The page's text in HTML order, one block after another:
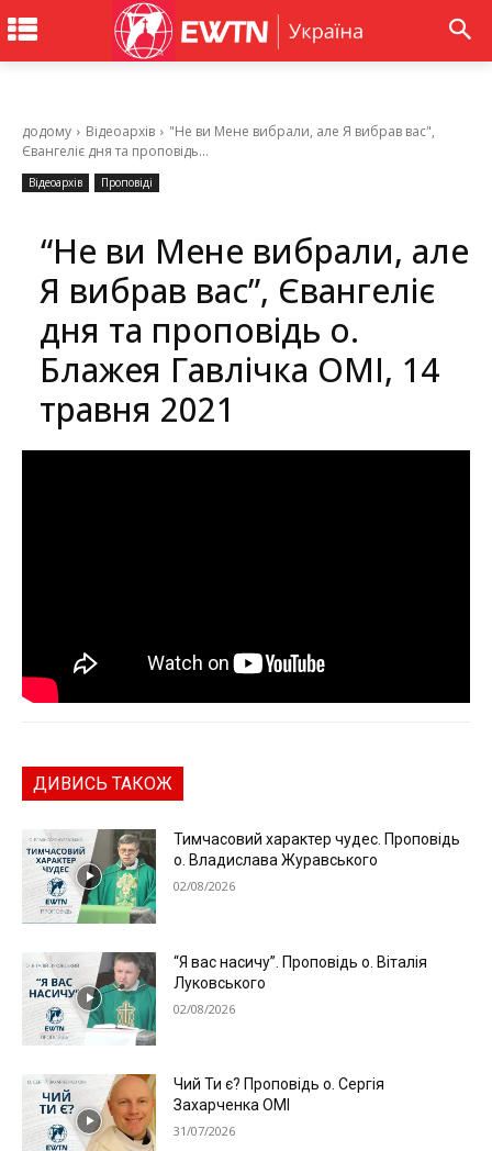
додому Відеоархів
"Не ви Мене вибрали, але Я вибрав вас",
Євангеліє дня та проповідь...
Відеоархів Проповіді
“Не ви Мене вибрали, але
Я вибрав вас”, Євангеліє
дня та проповідь о.
Блажея Гавлічка ОМІ, 14
травня 2021
ДИВИСЬ ТАКОЖ
Тимчасовий характер чудес. Проповідь
о. Владислава Журавського
02/08/2026
“Я вас насичу”. Проповідь о. Віталія
Луковського
02/08/2026
Чий Ти є? Проповідь о. Сергія
Захарченка ОМІ
31/07/2026